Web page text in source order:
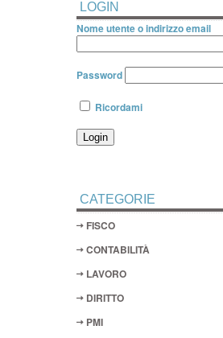
LOGIN
Nome utente o indirizzo email
Password
Ricordami
CATEGORIE
FISCO
CONTABILITÀ
LAVORO
DIRITTO
PMI